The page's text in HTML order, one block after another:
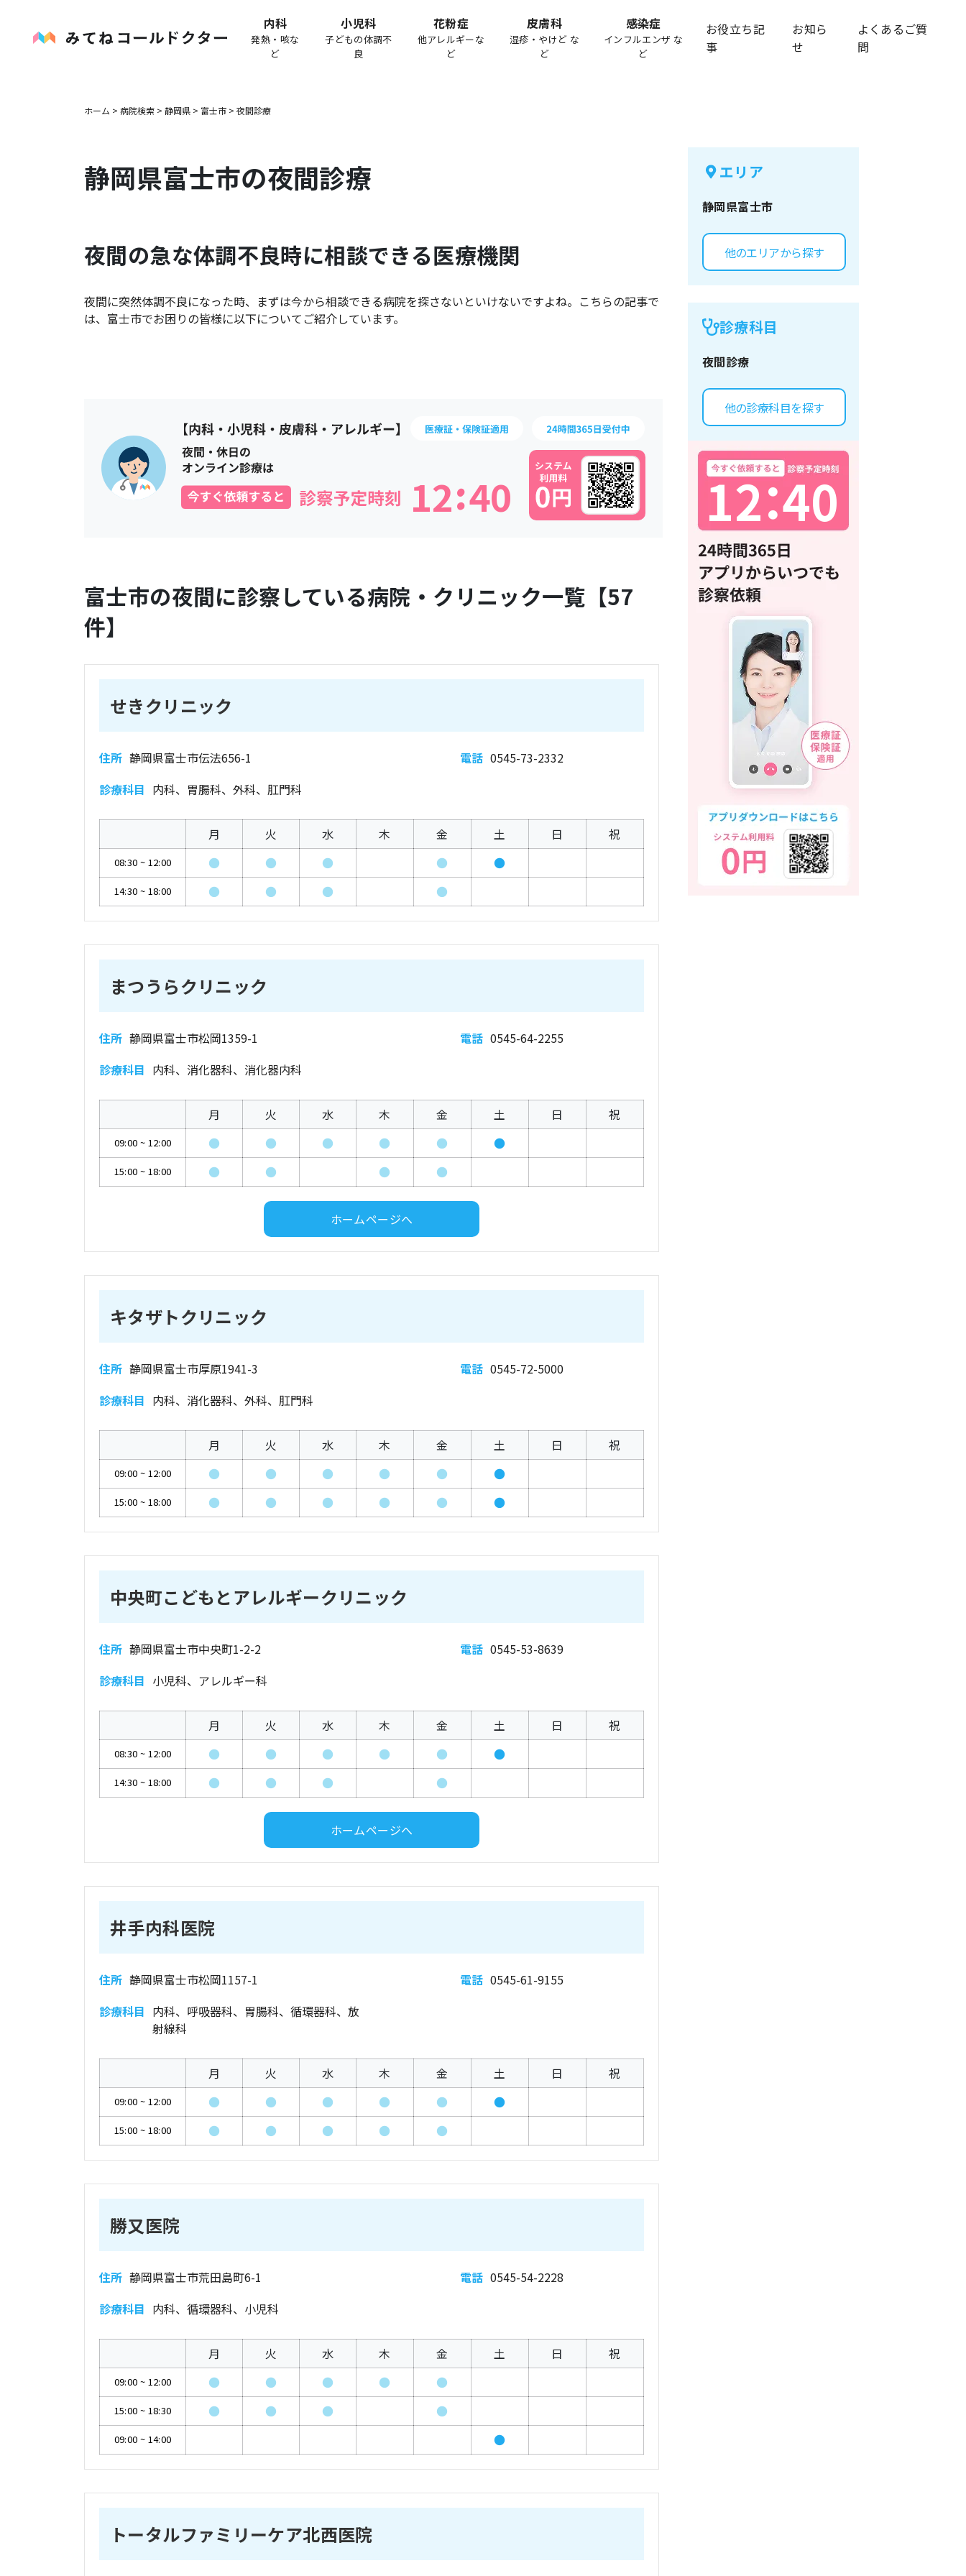
内科
発熱・咳な
ど
小児科
子どもの体調不
良
花粉症
他アレルギーな
ど
皮膚科
湿疹・やけど な
ど
感染症
インフルエンザ な
ど
お役立ち記
事
お知ら
せ
よくあるご質
問
ホーム > 病院検索 > 静岡県 > 富士市 > 夜間診療
静岡県富士市の夜間診療
夜間の急な体調不良時に相談できる医療機関
夜間に突然体調不良になった時、まずは今から相談できる病院を探さないといけないですよね。こちらの記事で
は、 富士市でお困りの皆様に以下についてご紹介しています。
12 40
:
富士市の夜間に診察している病院・クリニック一覧【57
件】
せきクリニック
住所 静岡県富士市伝法656-1 電話 0545-73-2332
診療科目 内科、胃腸科、外科、肛門科
月 火 水 木 金 土 日 祝
08:30 ~ 12:00 ● ● ● ● ●
14:30 ~ 18:00 ● ● ● ●
まつうらクリニック
住所 静岡県富士市松岡1359-1 電話 0545-64-2255
診療科目 内科、消化器科、消化器内科
月 火 水 木 金 土 日 祝
09:00 ~ 12:00 ● ● ● ● ● ●
15:00 ~ 18:00 ● ● ● ●
ホームページへ
キタザトクリニック
住所 静岡県富士市厚原1941-3 電話 0545-72-5000
診療科目 内科、消化器科、外科、肛門科
月 火 水 木 金 土 日 祝
09:00 ~ 12:00 ● ● ● ● ● ●
15:00 ~ 18:00 ● ● ● ● ● ●
中央町こどもとアレルギークリニック
住所 静岡県富士市中央町1-2-2 電話 0545-53-8639
診療科目 小児科、アレルギー科
月 火 水 木 金 土 日 祝
08:30 ~ 12:00 ● ● ● ● ● ●
14:30 ~ 18:00 ● ● ● ●
ホームページへ
井手内科医院
住所 静岡県富士市松岡1157-1 電話 0545-61-9155
診療科目 内科、呼吸器科、胃腸科、循環器科、放
射線科
月 火 水 木 金 土 日 祝
09:00 ~ 12:00 ● ● ● ● ● ●
15:00 ~ 18:00 ● ● ● ● ●
勝又医院
住所 静岡県富士市荒田島町6-1 電話 0545-54-2228
診療科目 内科、循環器科、小児科
月 火 水 木 金 土 日 祝
09:00 ~ 12:00 ● ● ● ● ●
15:00 ~ 18:30 ● ● ● ●
09:00 ~ 14:00 ●
トータルファミリーケア北西医院
エリア
静岡県富士市
他のエリアから探す
診療科目
夜間診療
他の診療科目を探す
12：
40